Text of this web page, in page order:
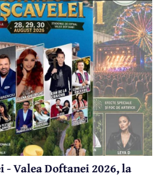
- Valea Doftanei 2026, la